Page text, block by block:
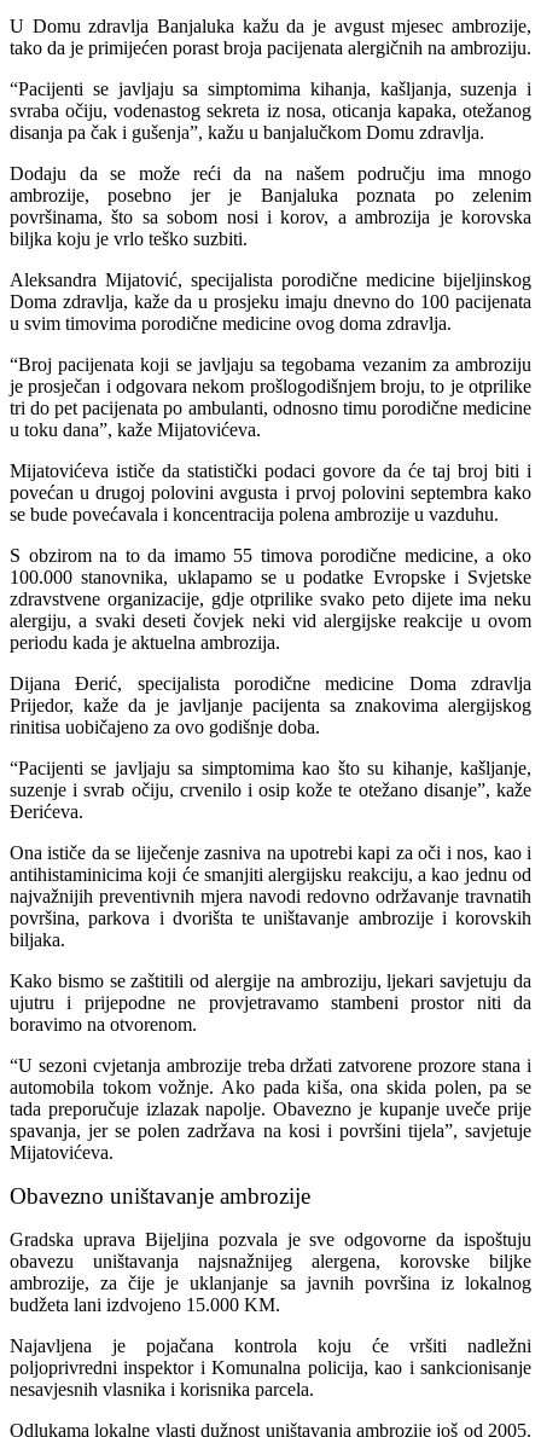
U Domu zdravlja Banjaluka kažu da je avgust mjesec ambrozije,
tako da je primijećen porast broja pacijenata alergičnih na ambroziju.
“Pacijenti se javljaju sa simptomima kihanja, kašljanja, suzenja i
svraba očiju, vodenastog sekreta iz nosa, oticanja kapaka, otežanog
disanja pa čak i gušenja”, kažu u banjalučkom Domu zdravlja.
Dodaju da se može reći da na našem području ima mnogo
ambrozije, posebno jer je Banjaluka poznata po zelenim
površinama, što sa sobom nosi i korov, a ambrozija je korovska
biljka koju je vrlo teško suzbiti.
Aleksandra Mijatović, specijalista porodične medicine bijeljinskog
Doma zdravlja, kaže da u prosjeku imaju dnevno do 100 pacijenata
u svim timovima porodične medicine ovog doma zdravlja.
“Broj pacijenata koji se javljaju sa tegobama vezanim za ambroziju
je prosječan i odgovara nekom prošlogodišnjem broju, to je otprilike
tri do pet pacijenata po ambulanti, odnosno timu porodične medicine
u toku dana”, kaže Mijatovićeva.
Mijatovićeva ističe da statistički podaci govore da će taj broj biti i
povećan u drugoj polovini avgusta i prvoj polovini septembra kako
se bude povećavala i koncentracija polena ambrozije u vazduhu.
S obzirom na to da imamo 55 timova porodične medicine, a oko
100.000 stanovnika, uklapamo se u podatke Evropske i Svjetske
zdravstvene organizacije, gdje otprilike svako peto dijete ima neku
alergiju, a svaki deseti čovjek neki vid alergijske reakcije u ovom
periodu kada je aktuelna ambrozija.
Dijana Đerić, specijalista porodične medicine Doma zdravlja
Prijedor, kaže da je javljanje pacijenta sa znakovima alergijskog
rinitisa uobičajeno za ovo godišnje doba.
“Pacijenti se javljaju sa simptomima kao što su kihanje, kašljanje,
suzenje i svrab očiju, crvenilo i osip kože te otežano disanje”, kaže
Đerićeva.
Ona ističe da se liječenje zasniva na upotrebi kapi za oči i nos, kao i
antihistaminicima koji će smanjiti alergijsku reakciju, a kao jednu od
najvažnijih preventivnih mjera navodi redovno održavanje travnatih
površina, parkova i dvorišta te uništavanje ambrozije i korovskih
biljaka.
Kako bismo se zaštitili od alergije na ambroziju, ljekari savjetuju da
ujutru i prijepodne ne provjetravamo stambeni prostor niti da
boravimo na otvorenom.
“U sezoni cvjetanja ambrozije treba držati zatvorene prozore stana i
automobila tokom vožnje. Ako pada kiša, ona skida polen, pa se
tada preporučuje izlazak napolje. Obavezno je kupanje uveče prije
spavanja, jer se polen zadržava na kosi i površini tijela”, savjetuje
Mijatovićeva.
Obavezno uništavanje ambrozije
Gradska uprava Bijeljina pozvala je sve odgovorne da ispoštuju
obavezu uništavanja najsnažnijeg alergena, korovske biljke
ambrozije, za čije je uklanjanje sa javnih površina iz lokalnog
budžeta lani izdvojeno 15.000 KM.
Najavljena je pojačana kontrola koju će vršiti nadležni
poljoprivredni inspektor i Komunalna policija, kao i sankcionisanje
nesavjesnih vlasnika i korisnika parcela.
Odlukama lokalne vlasti dužnost uništavanja ambrozije još od 2005.